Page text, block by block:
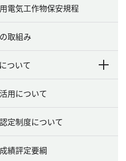
電気工作物保安規程
取組み
ついて
用について
定制度について
績評定要綱